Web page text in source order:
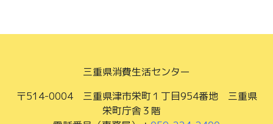
三重県消費生活センター
〒514-0004 三重県津市栄町１丁目954番地 三重県
栄町庁舎３階